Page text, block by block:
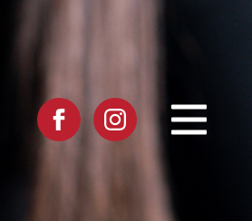
שגב
באינסטגרם
לעמוד
הפייסבוק
של